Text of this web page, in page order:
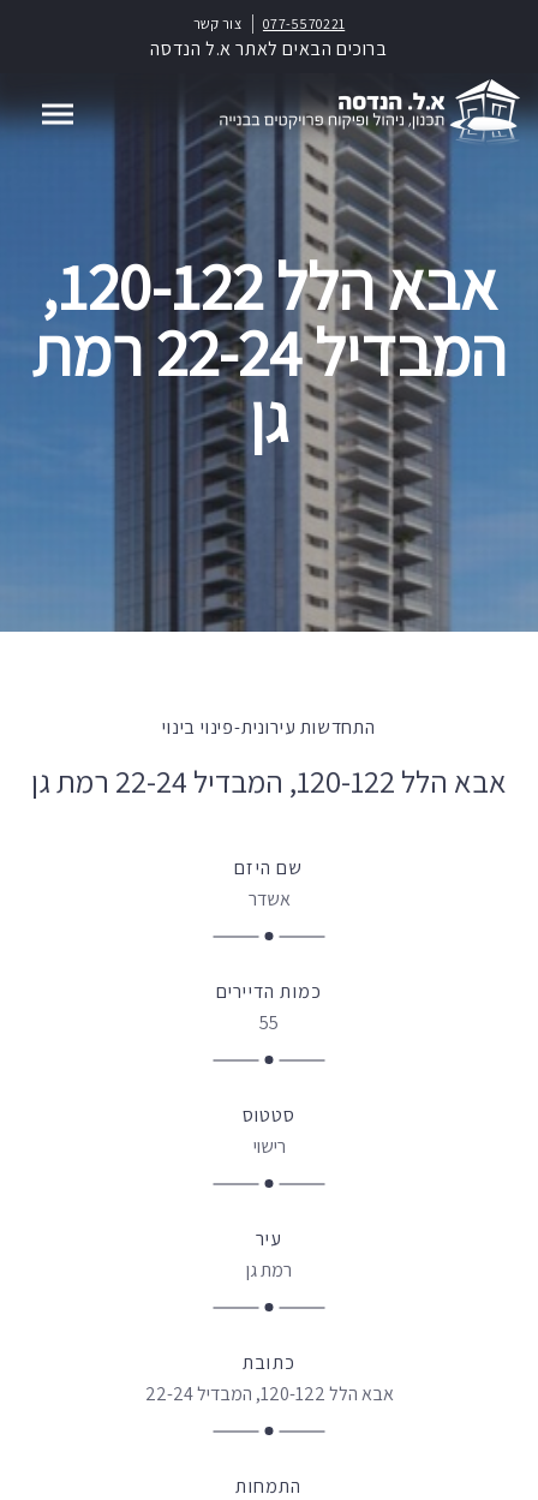
צור קשר 077-5570221
ברוכים הבאים לאתר א.ל הנדסה
אבא הלל 120-122,
המבדיל 22-24 רמת
גן
התחדשות עירונית-פינוי בינוי
אבא הלל 120-122, המבדיל 22-24 רמת גן
שם היזם
אשדר
כמות הדיירים
55
סטטוס
רישוי
עיר
רמת גן
כתובת
אבא הלל 120-122, המבדיל 22-24
התמחות